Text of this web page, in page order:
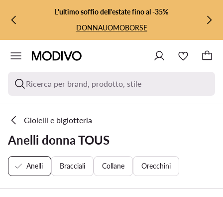
VAI AL CONTENUTO PRINCIPALE
VAI ALLA RICERCAL'ultimo soffio dell'estate fino al -35%
DONNAUOMOBORSE
Ricerca per brand, prodotto, stile
Gioielli e bigiotteria
Anelli donna TOUS
Anelli Bracciali Collane Orecchini